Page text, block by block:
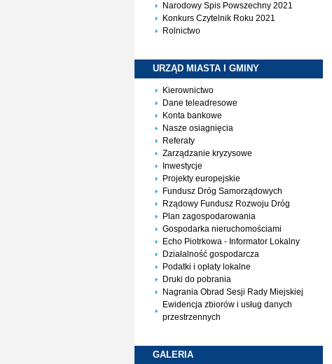
Narodowy Spis Powszechny 2021
Konkurs Czytelnik Roku 2021
Rolnictwo
URZĄD MIASTA I GMINY
Kierownictwo
Dane teleadresowe
Konta bankowe
Nasze osiagnięcia
Referaty
Zarządzanie kryzysowe
Inwestycje
Projekty europejskie
Fundusz Dróg Samorządowych
Rządowy Fundusz Rozwoju Dróg
Plan zagospodarowania
Gospodarka nieruchomościami
Echo Piotrkowa - Informator Lokalny
Działalność gospodarcza
Podatki i opłaty lokalne
Druki do pobrania
Nagrania Obrad Sesji Rady Miejskiej
Ewidencja zbiorów i usług danych
przestrzennych
GALERIA